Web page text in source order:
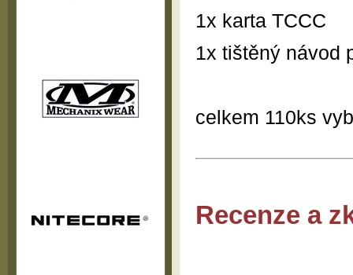
1x karta TCCC
1x tištěný návod
celkem 110ks
Recenze a